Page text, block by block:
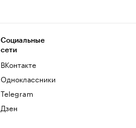
Социальные
сети
ВКонтакте
Одноклассники
Telegram
Дзен